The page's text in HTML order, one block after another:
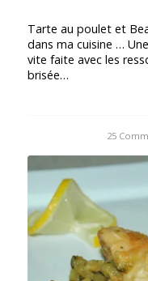
Tarte au poulet et
dans ma cuisine …
vite faite avec les
brisée…
25 /